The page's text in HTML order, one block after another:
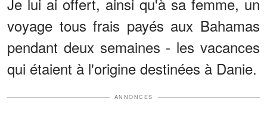
voyage tous frais payés aux Bahamas
pendant deux semaines - les vacances
qui étaient à l'origine destinées à Danie.
ANNONCES